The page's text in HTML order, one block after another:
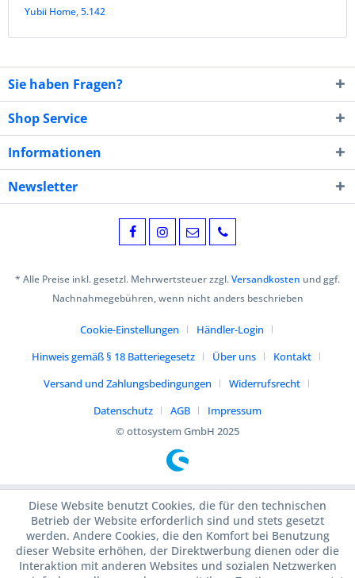
Yubii Home,5.142
Sie haben Fragen?
Shop Service
Informationen
Newsletter
* Alle Preise inkl. gesetzl. Mehrwertsteuer zzgl.Versandkosten und ggf.
Nachnahmegebühren, wenn nicht anders beschrieben
Cookie-Einstellungen
Händler-Login
Hinweis gemäß § 18 Batteriegesetz
Über uns
Kontakt
Versand und Zahlungsbedingungen
Widerrufsrecht
Datenschutz
AGB
Impressum
© ottosystem GmbH 2025
Diese Website benutzt Cookies, die für den technischen
Betrieb der Website erforderlich sind und stets gesetzt
werden. Andere Cookies, die den Komfort bei Benutzung
dieser Website erhöhen, der Direktwerbung dienen oder die
Interaktion mit anderen Websites und sozialen Netzwerken